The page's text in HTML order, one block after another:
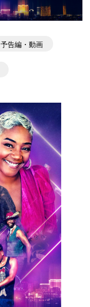
予告編・動画